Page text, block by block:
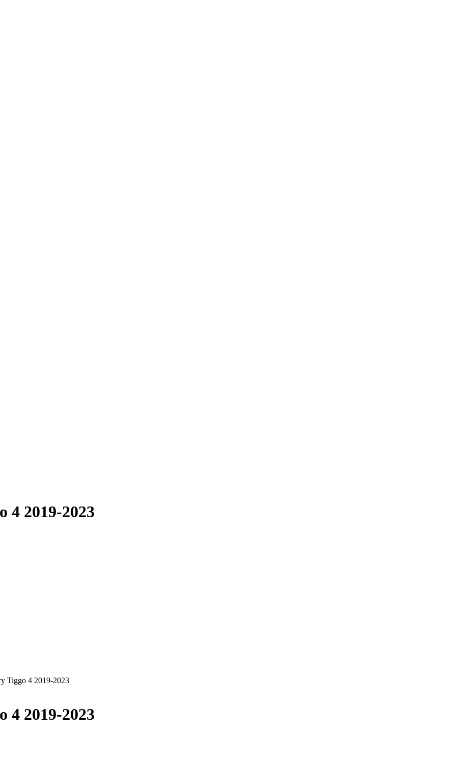
4 2019-2023
Tiggo 4 2019-2023
4 2019-2023